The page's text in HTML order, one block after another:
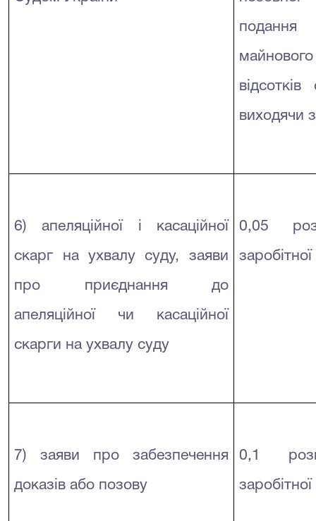
подання
виходячи
6) апеляційної і касаційної
скарг на ухвалу суду, заяви
про приєднання до
апеляційної чи касаційної
скарги на ухвалу суду
0,05
7) заяви про забезпечення
доказів або позову
0,1